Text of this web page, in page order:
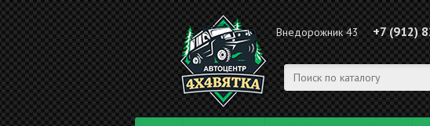
Внедорожник 43 +7 (912)